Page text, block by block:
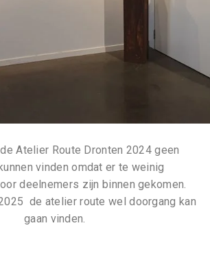
Atelier Route Dronten 2024 geen
vinden omdat er te weinig
deelnemers zijn binnen gekomen.
de atelier route wel doorgang kan
gaan vinden.